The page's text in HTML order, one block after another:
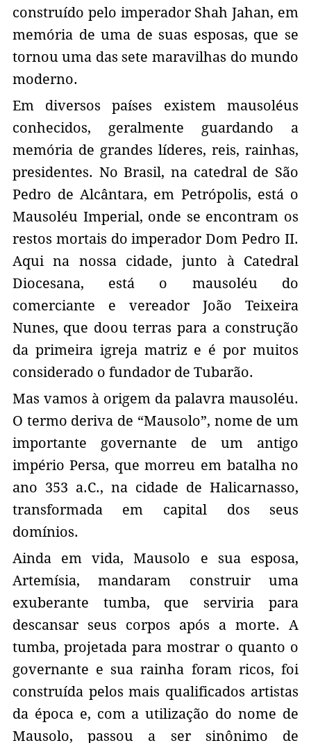
construído pelo imperador Shah Jahan, em
memória de uma de suas esposas, que se
tornou uma das sete maravilhas do mundo
moderno.
Em diversos países existem mausoléus
conhecidos, geralmente guardando a
memória de grandes líderes, reis, rainhas,
presidentes. No Brasil, na catedral de São
Pedro de Alcântara, em Petrópolis, está o
Mausoléu Imperial, onde se encontram os
restos mortais do imperador Dom Pedro II.
Aqui na nossa cidade, junto à Catedral
Diocesana, está o mausoléu do
comerciante e vereador João Teixeira
Nunes, que doou terras para a construção
da primeira igreja matriz e é por muitos
considerado o fundador de Tubarão.
Mas vamos à origem da palavra mausoléu.
O termo deriva de “Mausolo”, nome de um
importante governante de um antigo
império Persa, que morreu em batalha no
ano 353 a.C., na cidade de Halicarnasso,
transformada em capital dos seus
domínios.
Ainda em vida, Mausolo e sua esposa,
Artemísia, mandaram construir uma
exuberante tumba, que serviria para
descansar seus corpos após a morte. A
tumba, projetada para mostrar o quanto o
governante e sua rainha foram ricos, foi
construída pelos mais qualificados artistas
da época e, com a utilização do nome de
Mausolo, passou a ser sinônimo de